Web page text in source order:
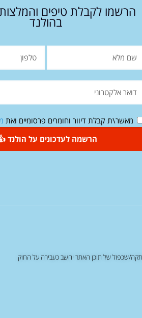
הרשמו לקבלת טיפים
בהולנד
מאשר\ת קבלת דיוור וחומרים פרסומיים ואת
הרשמה לעדכונים על הולנד